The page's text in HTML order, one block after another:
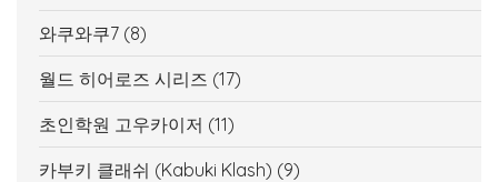
와쿠와쿠7 (8)
월드 히어로즈 시리즈 (17)
초인학원 고우카이저 (11)
카부키 클래쉬 (Kabuki Klash) (9)